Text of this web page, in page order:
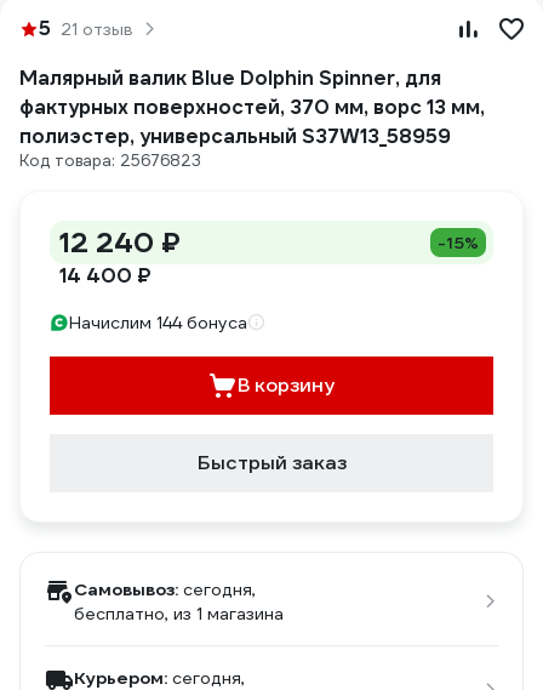
5 21 отзыв
Малярный валик Blue Dolphin Spinner, для
фактурных поверхностей, 370 мм, ворс 13 мм,
полиэстер, универсальный S37W13_58959
Код товара: 25676823
12 240 ₽ -15%
14 400 ₽
Начислим 144 бонуса
В корзину
Быстрый заказ
Самовывоз: сегодня,
бесплатно, из 1 магазина
Курьером: сегодня,